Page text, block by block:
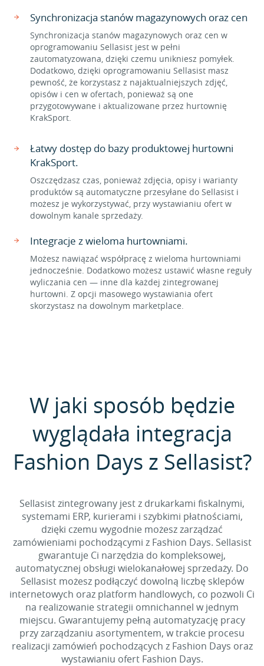
Synchronizacja stanów magazynowych oraz cen
Synchronizacja stanów magazynowych oraz cen w
oprogramowaniu Sellasist jest w pełni
zautomatyzowana, dzięki czemu unikniesz pomyłek.
Dodatkowo, dzięki oprogramowaniu Sellasist masz
pewność, że korzystasz z najaktualniejszych zdjęć,
opisów i cen w ofertach, ponieważ są one
przygotowywane i aktualizowane przez hurtownię
KrakSport.
Łatwy dostęp do bazy produktowej hurtowni
KrakSport.
Oszczędzasz czas, ponieważ zdjęcia, opisy i warianty
produktów są automatyczne przesyłane do Sellasist i
możesz je wykorzystywać, przy wystawianiu ofert w
dowolnym kanale sprzedaży.
Integracje z wieloma hurtowniami.
Możesz nawiązać współpracę z wieloma hurtowniami
jednocześnie. Dodatkowo możesz ustawić własne reguły
wyliczania cen — inne dla każdej zintegrowanej
hurtowni. Z opcji masowego wystawiania ofert
skorzystasz na dowolnym marketplace.
W jaki sposób będzie
wyglądała integracja
Fashion Days z Sellasist?
Sellasist zintegrowany jest z drukarkami fiskalnymi,
systemami ERP, kurierami i szybkimi płatnościami,
dzięki czemu wygodnie możesz zarządzać
zamówieniami pochodzącymi z Fashion Days. Sellasist
gwarantuje Ci narzędzia do kompleksowej,
automatycznej obsługi wielokanałowej sprzedaży. Do
Sellasist możesz podłączyć dowolną liczbę sklepów
internetowych oraz platform handlowych, co pozwoli Ci
na realizowanie strategii omnichannel w jednym
miejscu. Gwarantujemy pełną automatyzację pracy
przy zarządzaniu asortymentem, w trakcie procesu
realizacji zamówień pochodzących z Fashion Days oraz
wystawianiu ofert Fashion Days.